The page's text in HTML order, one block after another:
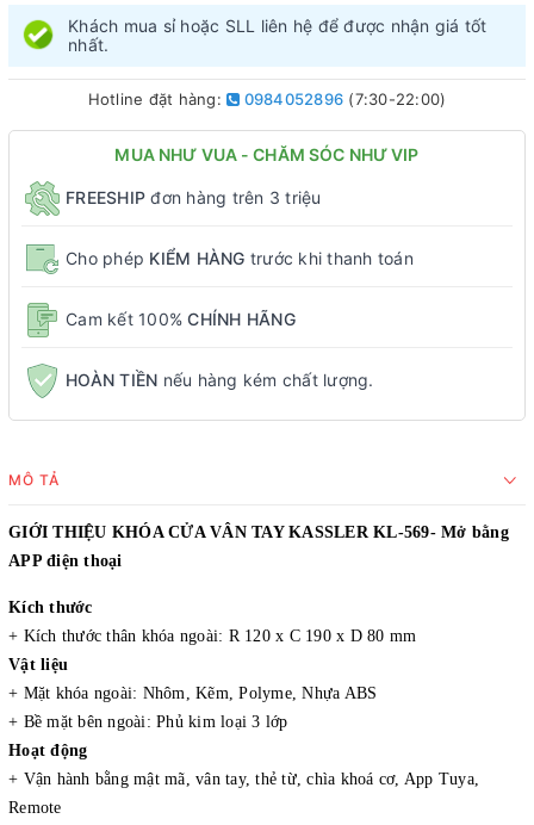
Khách mua sỉ hoặc SLL liên hệ để được nhận giá tốt
nhất.
Hotline đặt hàng: 0984052896 (7:30-22:00)
MUA NHƯ VUA - CHĂM SÓC NHƯ VIP
FREESHIP đơn hàng trên 3 triệu
Cho phép KIỂM HÀNG trước khi thanh toán
Cam kết 100% CHÍNH HÃNG
HOÀN TIỀN nếu hàng kém chất lượng.
MÔ TẢ
GIỚI THIỆU KHÓA CỬA VÂN TAY KASSLER KL-569- Mở bằng
APP điện thoại
Kích thước
+ Kích thước thân khóa ngoài: R 120 x C 190 x D 80 mm
Vật liệu
+ Mặt khóa ngoài: Nhôm, Kẽm, Polyme, Nhựa ABS
+ Bề mặt bên ngoài: Phủ kim loại 3 lớp
Hoạt động
+ Vận hành bằng mật mã, vân tay, thẻ từ, chìa khoá cơ, App Tuya,
Remote